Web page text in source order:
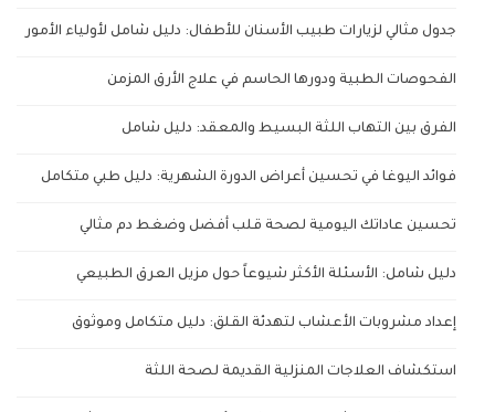
جدول مثالي لزيارات طبيب الأسنان للأطفال: دليل شامل لأولياء الأمور
الفحوصات الطبية ودورها الحاسم في علاج الأرق المزمن
الفرق بين التهاب اللثة البسيط والمعقد: دليل شامل
فوائد اليوغا في تحسين أعراض الدورة الشهرية: دليل طبي متكامل
تحسين عاداتك اليومية لصحة قلب أفضل وضغط دم مثالي
دليل شامل: الأسئلة الأكثر شيوعاً حول مزيل العرق الطبيعي
إعداد مشروبات الأعشاب لتهدئة القلق: دليل متكامل وموثوق
استكشاف العلاجات المنزلية القديمة لصحة اللثة